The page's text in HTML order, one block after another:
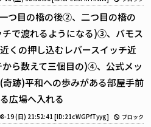
つ目の橋の後②、二つ目の橋の
で渡れるようになる)③、バモス
くの押し込むレバースイッチ近
から数えて三個目の)④、公式メッ
跡)平和への歩みがある部屋手前
広場へ入れる
19 (日) 21:52:41 [ID:21cWGPfTyyg] ブロック